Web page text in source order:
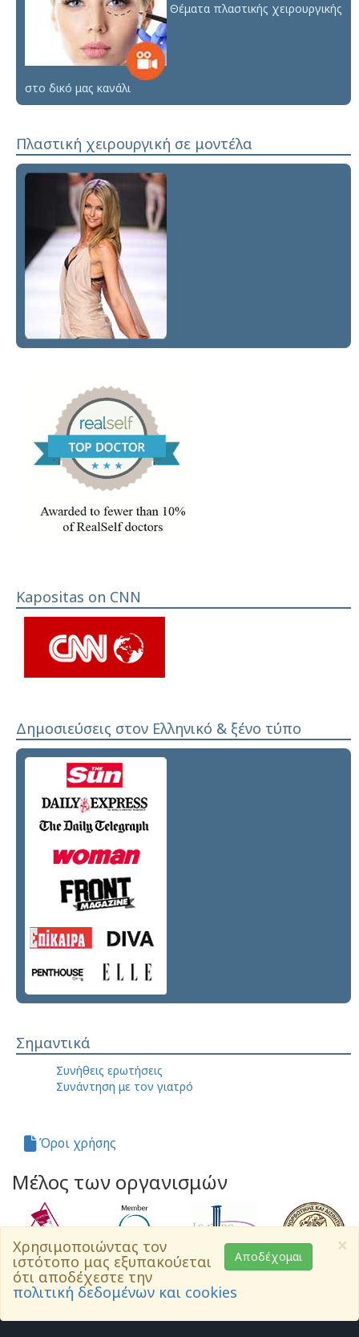
×
Αποδέχομαι
Χρησιμοποιώντας τον
ιστότοπο μας εξυπακούεται
ότι αποδέχεστε την
πολιτική δεδομένων και cookies
Θέματα πλαστικής χειρουργικής
στο δικό μας κανάλι
Πλαστική χειρουργική σε μοντέλα
Kapositas on CNN
Δημοσιεύσεις στον Ελληνικό & ξένο τύπο
Σημαντικά
Συνήθεις ερωτήσεις
Συνάντηση με τον γιατρό
Όροι χρήσης
Μέλος των οργανισμών
Ασφάλεια και απόρρητο δεδομένων